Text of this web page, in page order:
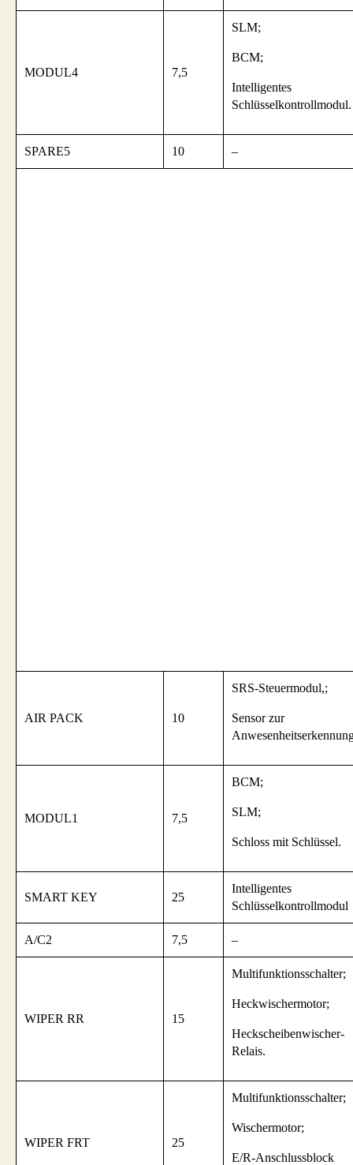
MODUL4 7,5
SLM;
BCM;
Intelligentes
Schlüsselkontrollmodul.
SPARE5 10 –
AIR PACK 10
SRS-Steuermodul,;
Sensor zur
MODUL1 7,5
BCM;
SLM;
Schloss mit Schlüssel.
SMART KEY 25
Intelligentes
Schlüsselkontrollmodul
A/C2 7,5 –
WIPER RR 15
Multifunktionsschalter;
Heckwischermotor;
Heckscheibenwischer-
Relais.
WIPER FRT 25
Multifunktionsschalter;
Wischermotor;
E/R-Anschlussblock